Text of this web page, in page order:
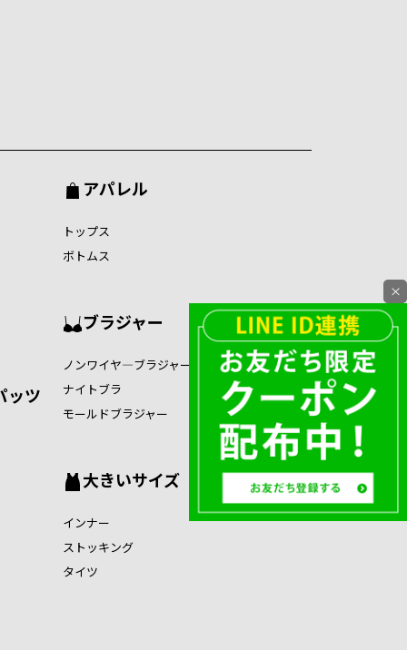
ッツ
アパレル
トップス
ボトムス
ブラジャー
ノンワイヤ―ブラジャー
ナイトブラ
モールドブラジャー
大きいサイズ
インナー
ストッキング
タイツ
×